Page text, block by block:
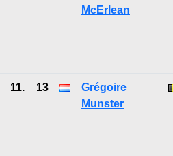
McErlean
11. 13
Grégoire
Munster